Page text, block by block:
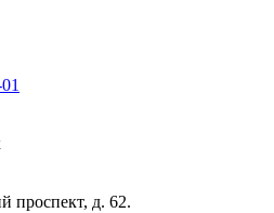
проспект, д. 62.